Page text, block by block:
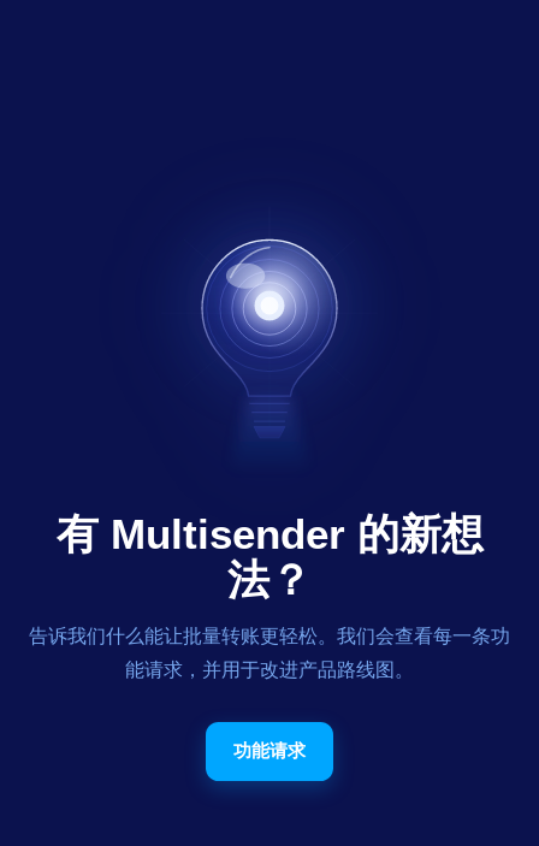
有 Multisender 的新想
法？
告诉我们什么能让批量转账更轻松。我们会查看每一条功
能请求，并用于改进产品路线图。
功能请求